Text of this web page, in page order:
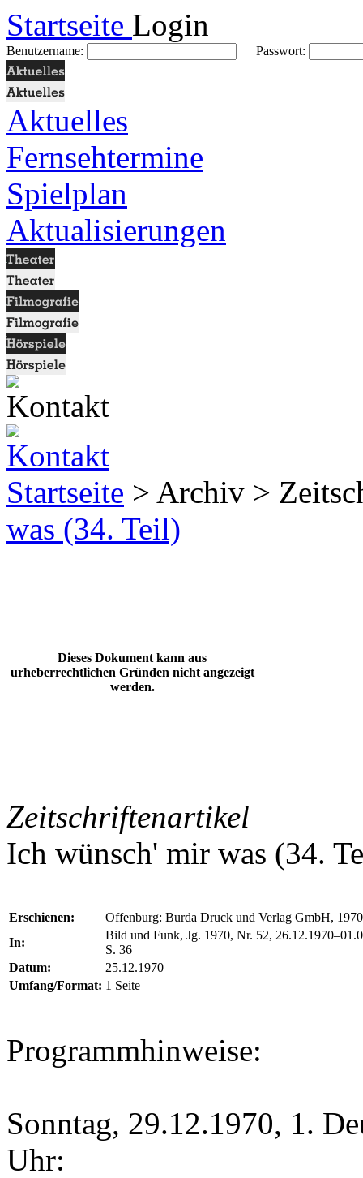
Startseite Login
Benutzername: Passwort:
Aktuelles
Fernsehtermine
Spielplan
Aktualisierungen
Startseite > Archiv >
was (34. Teil)
Dieses Dokument kann aus
urheberrechtlichen Gründen nicht angezeigt
werden.
Zeitschriftenartikel
Ich wünsch' mir was (34.
Erschienen:
Offenburg: Burda Druck und Verlag GmbH, 1970
In:
Bild und Funk, Jg. 1970, Nr. 52,
S. 36
Datum:
25.12.1970
Umfang/Format: 1 Seite
Programmhinweise:
Sonntag, 29.12.1970, 1.
Uhr: